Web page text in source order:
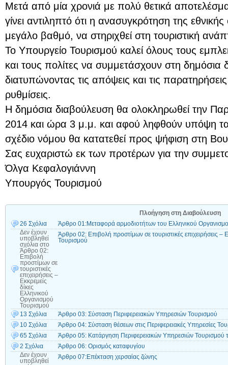
Μετά από μία χρονιά με πολύ θετικά
γίνει αντιληπτό ότι η ανασυγκρότηση της
μεγάλο βαθμό, να στηριχθεί στη τουριστική
Το Υπουργείο Τουρισμού καλεί όλους τους
και τους πολίτες να συμμετάσχουν στη δημόσια
διατυπώνοντας τις απόψεις και τις
ρυθμίσεις.
Η δημόσια διαβούλευση θα ολοκληρωθεί την
2014 και ώρα 3 μ.μ. και αφού ληφθούν υπόψη
σχέδιο νόμου θα κατατεθεί προς ψήφιση στη
Σας ευχαριστώ εκ των προτέρων για την
Όλγα Κεφαλογιάννη
Υπουργός Τουρισμού
Πλοήγηση στη Διαβούλευση
26 Σχόλια
Άρθρο 01:Μεταφορά αρμοδιοτήτων του Ελληνικού
Δεν έχουν
υποβληθεί
σχόλια στο
Άρθρο 02:
Επιβολή
προστίμων σε
τουριστικές
επιχειρήσεις –
Εκκρεμείς
δίκες
Ελληνικού
Οργανισμού
Τουρισμού
Άρθρο 02: Επιβολή προστίμων σε τουριστικές επιχειρήσεις –
Τουρισμού
13 Σχόλια
Άρθρο 03: Σύσταση Περιφερειακών Υπηρεσιών Τουρισμού
10 Σχόλια
Άρθρο 04: Σύσταση θέσεων στις Περιφερειακές Υπηρεσίες
65 Σχόλια
Άρθρο 05: Κατάργηση Περιφερειακών Υπηρεσιών Τουρισμού
2 Σχόλια
Άρθρο 06: Ορισμός καταφυγίου
Δεν έχουν
υποβληθεί
Άρθρο 07:Επέκταση χερσαίας ζώνης